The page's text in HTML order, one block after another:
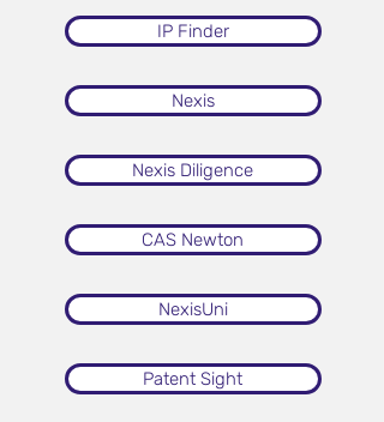
IP Finder
Nexis
Nexis Diligence
CAS Newton
NexisUni
Patent Sight